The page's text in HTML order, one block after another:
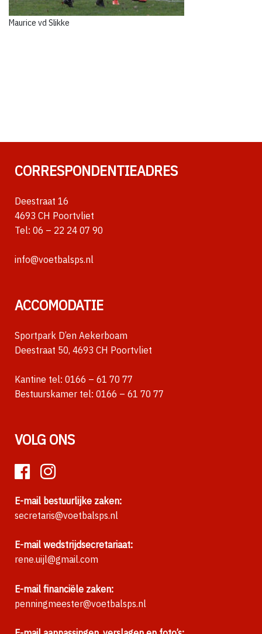
Maurice vd Slikke
CORRESPONDENTIEADRES
Deestraat 16
4693 CH Poortvliet
Tel: 06 – 22 24 07 90
info@voetbalsps.nl
ACCOMODATIE
Sportpark D’en Aekerboam
Deestraat 50, 4693 CH Poortvliet
Kantine tel: 0166 – 61 70 77
Bestuurskamer tel: 0166 – 61 70 77
VOLG ONS
E-mail bestuurlijke zaken:
secretaris@voetbalsps.nl
E-mail wedstrijdsecretariaat:
rene.uijl@gmail.com
E-mail financiële zaken:
penningmeester@voetbalsps.nl